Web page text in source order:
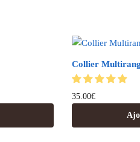
Collier
35.00€